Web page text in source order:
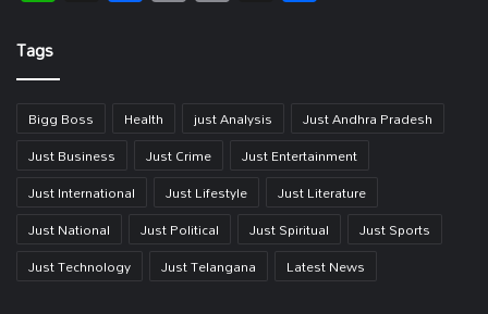
Link
Tags
Bigg Boss Health just Analysis
Just Andhra Pradesh
Just Business
Just Crime
Just Entertainment
Just International
Just Lifestyle
Just Literature
Just National
Just Political Just Spiritual
Just Sports
Just Technology
Just Telangana Latest News